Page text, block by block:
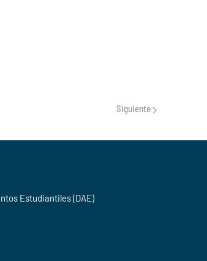
Siguiente
Estudiantiles (DAE)